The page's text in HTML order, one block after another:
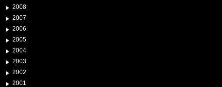
2008
2007
2006
2005
2004
2003
2002
2001